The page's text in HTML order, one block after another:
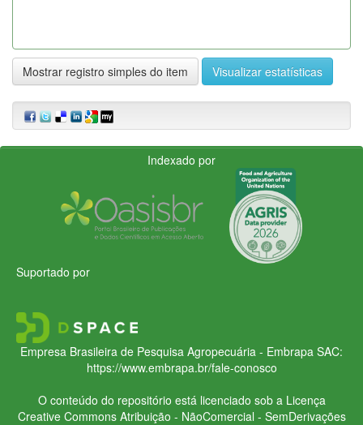
Mostrar registro simples do item Visualizar estatísticas
Indexado por
Suportado por
Empresa Brasileira de Pesquisa Agropecuária - Embrapa SAC:
https://www.embrapa.br/fale-conosco
O conteúdo do repositório está licenciado sob a Licença
Creative CommonsAtribuição - NãoComercial - SemDerivações